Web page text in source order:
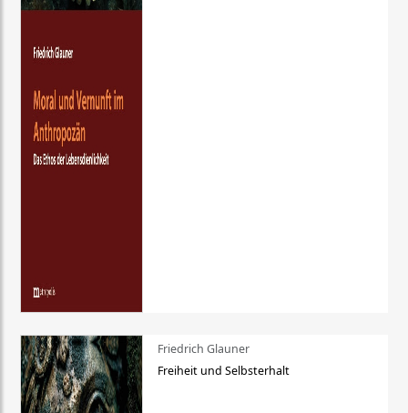
Friedrich Glauner
Freiheit und Selbsterhalt